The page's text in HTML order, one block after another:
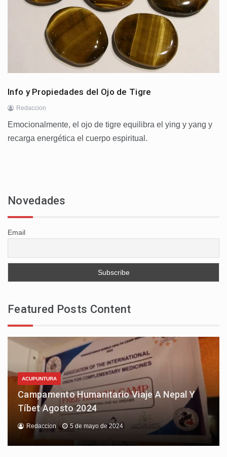
Info y Propiedades del Ojo de Tigre
Redaccion
Emocionalmente, el ojo de tigre equilibra el ying y yang y
recarga energética el cuerpo espiritual.
Novedades
Email
Featured Posts Content
ACUPUNTURA
Campamento Humanitario Viaje A Nepal Y
Tíbet Agosto 2024
Redaccion 5 de mayo de 2024